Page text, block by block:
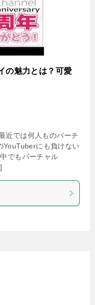
の魅力とは？可愛
近では何人ものバーチ
YouTuberにも負けない
でもバーチャル